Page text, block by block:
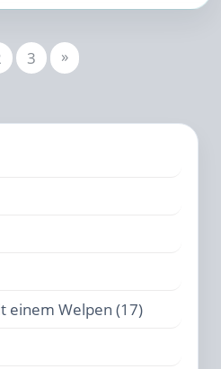
3 »
einem Welpen (17)